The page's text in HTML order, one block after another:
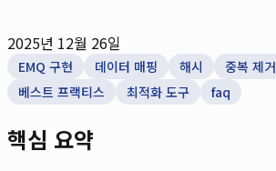
2025년 12월 26일
EMQ 구현 데이터 매핑 해시 중복 제거
베스트 프랙티스
최적화 도구 faq
핵심 요약